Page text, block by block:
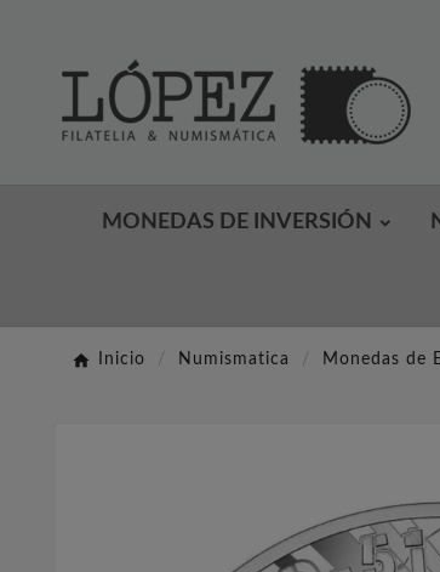
MONEDAS DE INVERSIÓN
Inicio Numismatica Monedas de